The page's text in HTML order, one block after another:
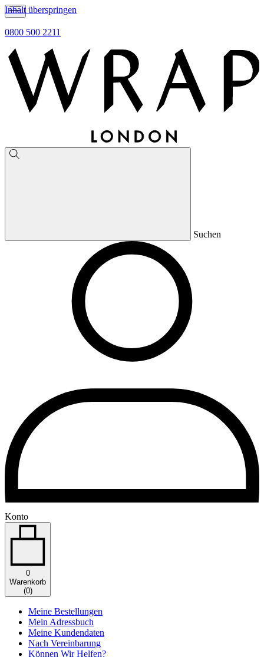
Inhalt überspringen
0800 500 2211
Suchen
Konto
0
Warenkorb
(0)
Meine Bestellungen
Mein Adressbuch
Meine Kundendaten
Nach Vereinbarung
Können Wir Helfen?